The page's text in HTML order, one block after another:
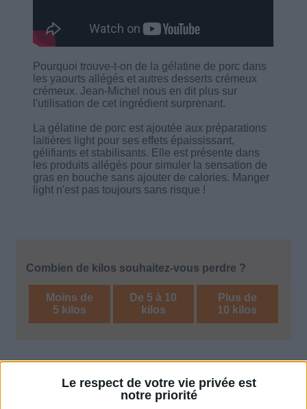
Le respect de votre vie privée est
notre priorité
Pourquoi trouve-t-on de la gélatine de porc dans
les yaourts allégés et autres desserts crémeux
crémeux. Jean-Michel nous en dit plus sur
l'utilisation de cet ingrédient surprenant.
La gélatine de porc est ajoutée aux préparations
laitières light pour ses effets épaississant,
gélifiants et stabilisants. Elle est présente dans
les produits allégés pour simuler la sensation de
gras en bouche sans ajouter de calories. Manger
light n'est pas toujours sans risque !
Combien de kilos souhaitez-vous perdre ?
Moins de
5 kilos
De 5 à 10
kilos
Plus de
10 kilos
Les bons trucs à connaître pour mincir